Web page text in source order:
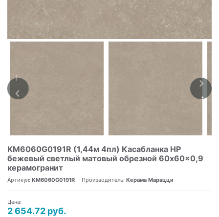
KM6060G0191R (1,44м 4пл) Касабланка HP
бежевый светлый матовый обрезной 60x60x0,9
керамогранит
Артикул: KM6060G0191R Производитель: Керама Марацци
Цена:
2 654.72 руб.